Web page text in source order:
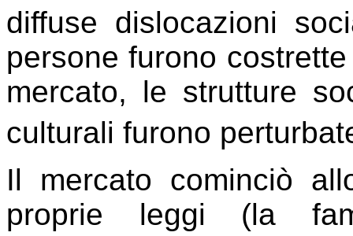
diffuse dislocazioni
persone furono
mercato, le strutture
culturali furono
Il mercato cominciò
proprie leggi (la